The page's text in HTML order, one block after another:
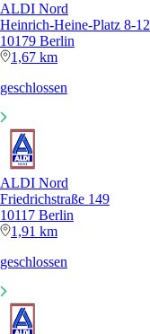
ALDI Nord
Heinrich-Heine-Platz 8-12
10179 Berlin
1,67 km
geschlossen
ALDI Nord
Friedrichstraße 149
10117 Berlin
1,91 km
geschlossen